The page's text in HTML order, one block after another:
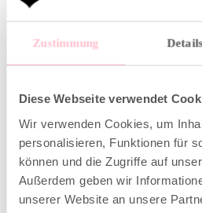
Zustimmung
Diese Webseite verwendet
Wir verwenden Cookies, um
personalisieren, Funktionen für
können und die Zugriffe auf
Außerdem geben wir
unserer Website an unsere
BESCHREIBUNG
lachender Stickerei.
gerippte Baumwolle
2:2 Rib Jersey mit